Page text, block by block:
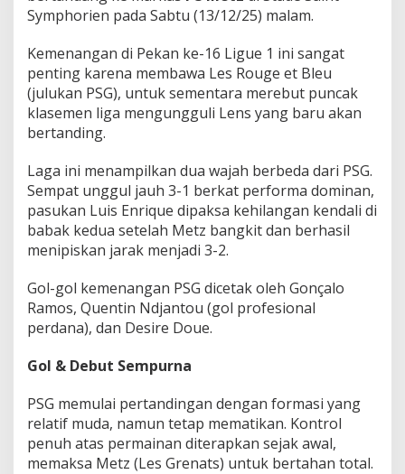
C
M
t
z
!
Symphorien pada Sabtu (13/12/25) malam.
Kemenangan di Pekan ke-16 Ligue 1 ini sangat
penting karena membawa Les Rouge et Bleu
(julukan PSG), untuk sementara merebut puncak
klasemen liga mengungguli Lens yang baru akan
bertanding.
Laga ini menampilkan dua wajah berbeda dari PSG.
Sempat unggul jauh 3-1 berkat performa dominan,
pasukan Luis Enrique dipaksa kehilangan kendali di
babak kedua setelah Metz bangkit dan berhasil
menipiskan jarak menjadi 3-2.
Gol-gol kemenangan PSG dicetak oleh Gonçalo
Ramos, Quentin Ndjantou (gol profesional
perdana), dan Desire Doue.
Gol & Debut Sempurna
PSG memulai pertandingan dengan formasi yang
relatif muda, namun tetap mematikan. Kontrol
penuh atas permainan diterapkan sejak awal,
memaksa Metz (Les Grenats) untuk bertahan total.